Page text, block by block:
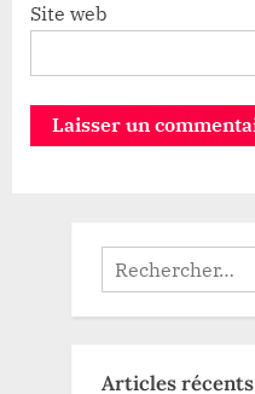
Site web
Rechercher :
Articles récents